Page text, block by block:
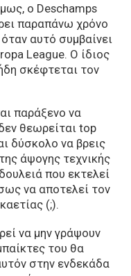
ο Deschamps
παραπάνω χρόνο
αυτό συμβαίνει
League. Ο ίδιος
σκέφτεται τον
παράξενο να
θεωρείται top
δύσκολο να βρεις
άψογης τεχνικής
που εκτελεί
να αποτελεί τον
(;).
να μην γράψουν
του θα
στην ενδεκάδα